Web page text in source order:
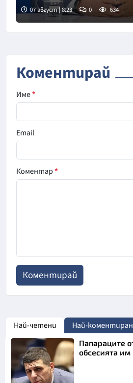
Снимка: БНТ
07 август | 8:23 0 634
Коментирай
Име*
Email
Коментар*
Най-четени Най-
Папараците
обсесията им